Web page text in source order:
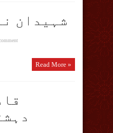
شہیدان
Read More »